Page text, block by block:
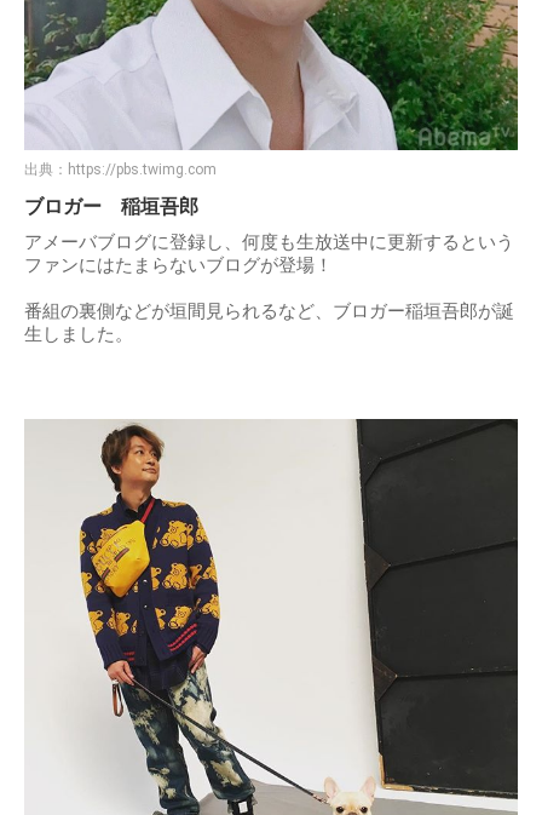
出典： https://pbs.twimg.com
ブロガー 稲垣吾郎
アメーバブログに登録し、何度も生放送中に更新するという
ファンにはたまらないブログが登場！
番組の裏側などが垣間見られるなど、ブロガー稲垣吾郎が誕
生しました。